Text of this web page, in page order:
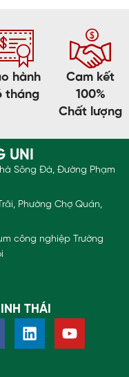
hành
tháng
Cam kết
100%
Chất lượng
Sông Đà, Đường Phạm
Phường Chợ Quán,
công nghiệp Trường
THÁI